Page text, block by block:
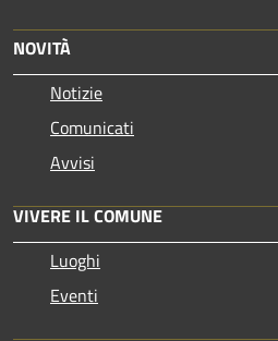
NOVITÀ
Notizie
Comunicati
Avvisi
VIVERE IL COMUNE
Luoghi
Eventi